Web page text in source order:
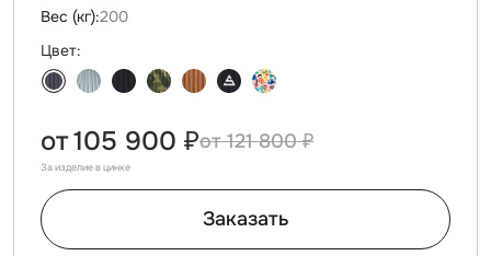
Вес (кг):200
Цвет:
121 800 ₽
от105 900 ₽
За изделие в цинке
Заказать